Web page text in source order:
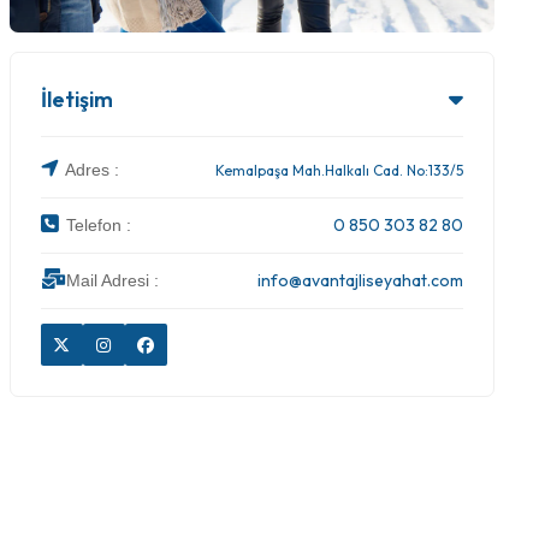
İletişim
Adres : Kemalpaşa Mah.Halkalı Cad. No:133/5
Telefon : 0 850 303 82 80
Mail Adresi : info@avantajliseyahat.com